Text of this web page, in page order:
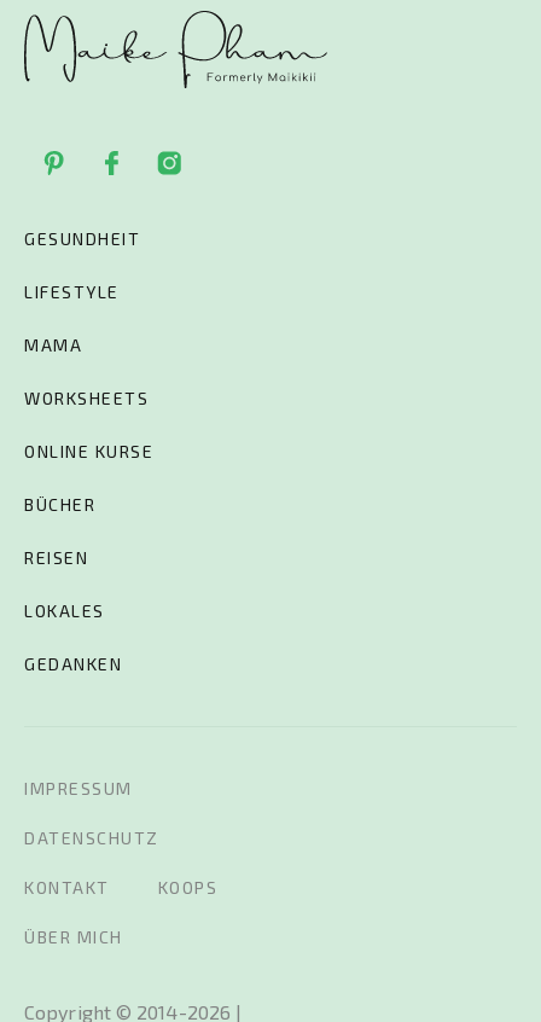
GESUNDHEIT
LIFESTYLE
MAMA
WORKSHEETS
ONLINE KURSE
BÜCHER
REISEN
LOKALES
GEDANKEN
Copyright © 2014-2026 |
IMPRESSUM
DATENSCHUTZ
KONTAKT KOOPS
ÜBER MICH